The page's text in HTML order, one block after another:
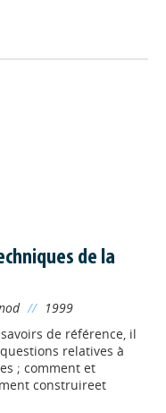
de la
// 1999
de référence, il
relatives à
; comment et
construireet